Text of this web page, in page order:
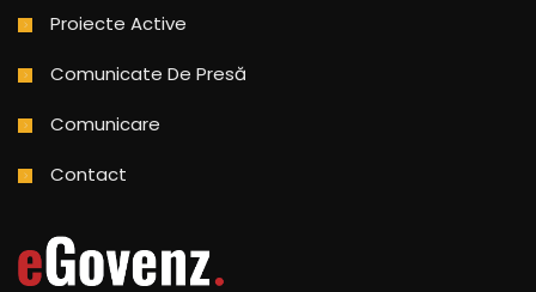
Proiecte Active
Comunicate De Presă
Comunicare
Contact